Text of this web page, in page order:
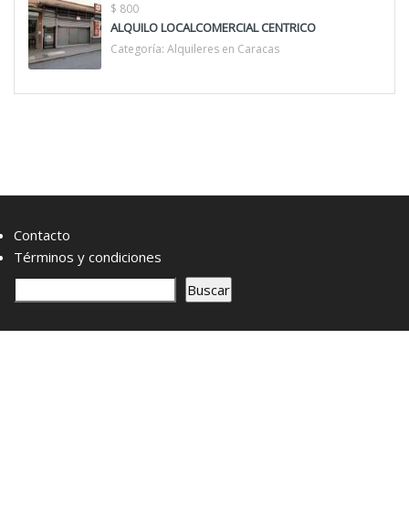
$ 800
ALQUILO LOCALCOMERCIAL CENTRICO
Categoría: Alquileres en Caracas
Contacto
Términos y condiciones
s
Buscar